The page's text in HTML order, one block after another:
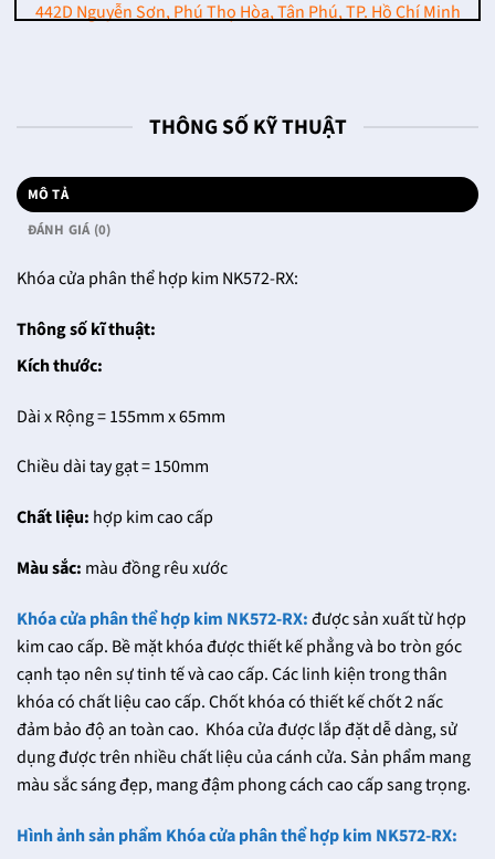
442D Nguyễn Sơn, Phú Thọ Hòa, Tân Phú, TP. Hồ Chí Minh
THÔNG SỐ KỸ THUẬT
MÔ TẢ
ĐÁNH GIÁ (0)
Khóa cửa phân thể hợp kim NK572-RX:
Thông số kĩ thuật:
Kích thước:
Dài x Rộng = 155mm x 65mm
Chiều dài tay gạt = 150mm
Chất liệu: hợp kim cao cấp
Màu sắc: màu đồng rêu xước
Khóa cửa phân thể hợp kim NK572-RX:được sản xuất từ hợp
kim cao cấp. Bề mặt khóa được thiết kế phẳng và bo tròn góc
cạnh tạo nên sự tinh tế và cao cấp. Các linh kiện trong thân
khóa có chất liệu cao cấp. Chốt khóa có thiết kế chốt 2 nấc
đảm bảo độ an toàn cao. Khóa cửa được lắp đặt dễ dàng, sử
dụng được trên nhiều chất liệu của cánh cửa. Sản phẩm mang
màu sắc sáng đẹp, mang đậm phong cách cao cấp sang trọng.
Hình ảnh sản phẩm Khóa cửa phân thể hợp kim NK572-RX: